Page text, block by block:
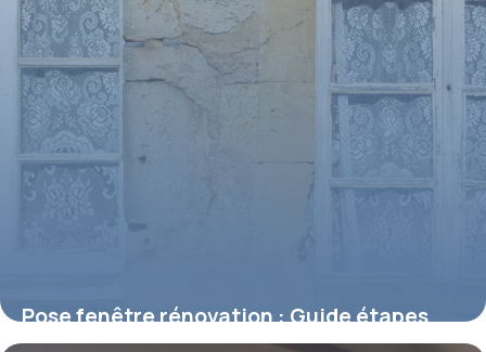
Pose fenêtre rénovation : Guide étapes